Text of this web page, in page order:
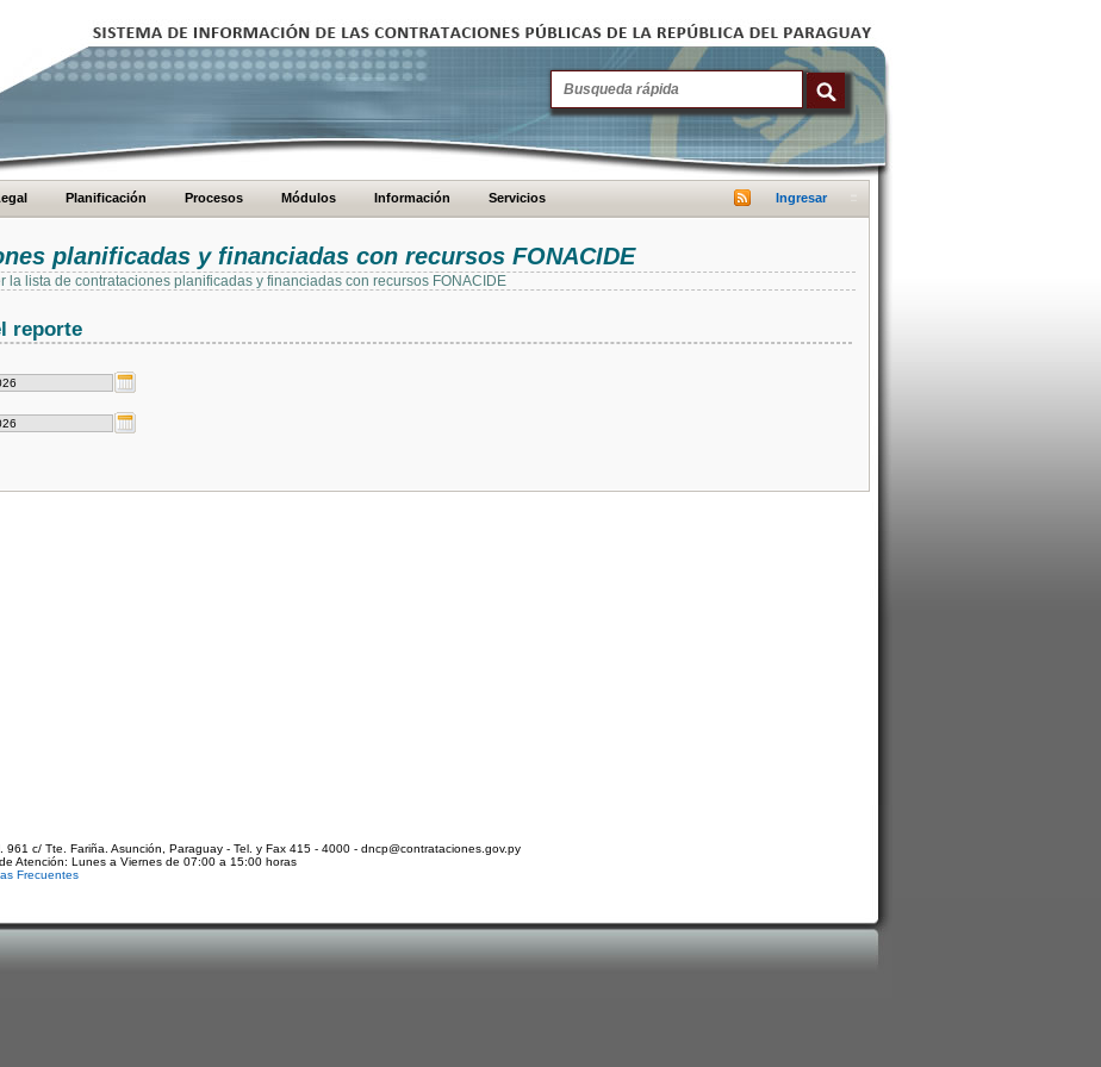
Planificación Procesos Módulos Información Servicios Ingresar
planificadas y financiadas con recursos FONACIDE
la lista de contrataciones planificadas y financiadas con recursos FONACIDE
reporte
961 c/ Tte. Fariña. Asunción, Paraguay - Tel. y Fax 415 - 4000 - dncp@contrataciones.gov.py
Atención: Lunes a Viernes de 07:00 a 15:00 horas
Frecuentes